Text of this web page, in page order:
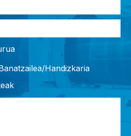
Handizkaria